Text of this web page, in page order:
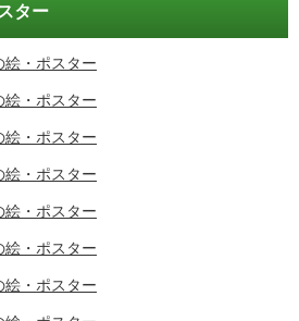
ター
絵・ポスター
絵・ポスター
絵・ポスター
絵・ポスター
絵・ポスター
絵・ポスター
絵・ポスター